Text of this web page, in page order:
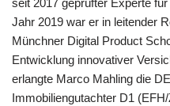
seit 2017 geprüfter Experte
Jahr 2019 war er in leitender
Münchner Digital Product
Entwicklung innovativer
erlangte Marco Mahling die
Immobiliengutachter D1